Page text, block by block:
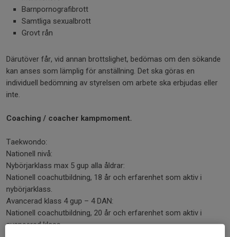
Barnpornografibrott
Samtliga sexualbrott
Grovt rån
Därutöver får, vid annan brottslighet, bedömas om den sökande
kan anses som lämplig för anställning. Det ska göras en
individuell bedömning av styrelsen om arbete ska erbjudas eller
inte.
Coaching / coacher kampmoment.
Taekwondo:
Nationell nivå:
Nybörjarklass max 5 gup alla åldrar:
Nationell coachutbildning, 18 år och erfarenhet som aktiv i
nybörjarklass.
Avancerad klass 4 gup – 4 DAN:
Nationell coachutbildning, 20 år och erfarenhet som aktiv i
avancerad klass.